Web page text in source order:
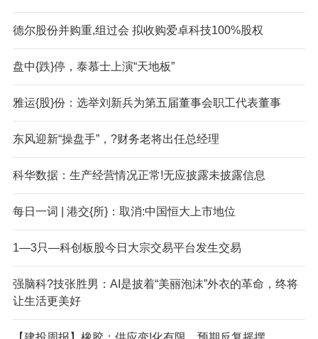
德尔股份并购重,组过会 拟收购爱卓科技100%股权
盘中{跌}停，泰慕士上演“天地板”
雅运{股}份：选举刘新兵为第五届董事会职工代表董事
东风迎新“操盘手”，?财务老将出任总经理
科华数据：生产经营情况正常!无应披露未披露信息
每日一词 | 港交{所}：取消:中国恒大上市地位
1—3只—科创板股今日大宗交易平台发生交易
强脑科?技张胜男：AI是披着“美丽泡沫”外衣的革命，终将
让生活更美好